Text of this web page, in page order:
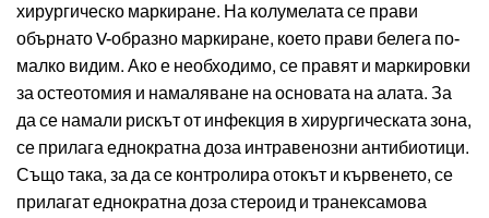
хирургическо маркиране. На колумелата се прави
обърнато V-образно маркиране, което прави белега по-
малко видим. Ако е необходимо, се правят и маркировки
за остеотомия и намаляване на основата на алата. За
да се намали рискът от инфекция в хирургическата зона,
се прилага еднократна доза интравенозни антибиотици.
Също така, за да се контролира отокът и кървенето, се
прилагат еднократна доза стероид и транексамова